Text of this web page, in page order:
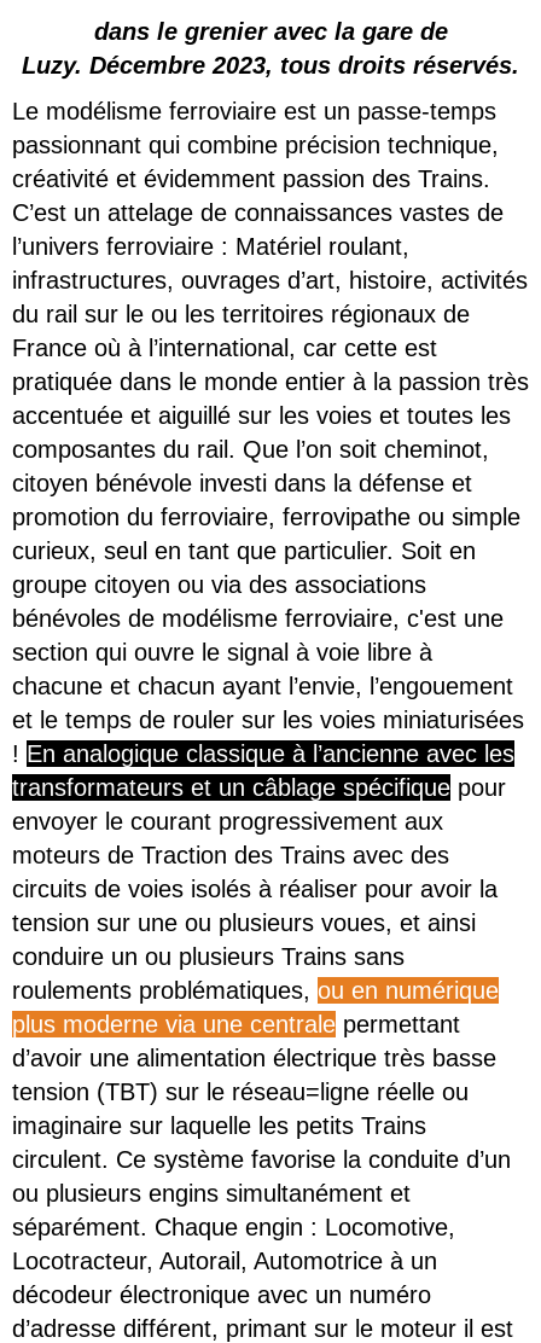
dans le grenier avec la gare de
Luzy. Décembre 2023, tous droits réservés.
Le modélisme ferroviaire est un passe-temps
passionnant qui combine précision technique,
créativité et évidemment passion des Trains.
C’est un attelage de connaissances vastes de
l’univers ferroviaire : Matériel roulant,
infrastructures, ouvrages d’art, histoire, activités
du rail sur le ou les territoires régionaux de
France où à l’international, car cette est
pratiquée dans le monde entier à la passion très
accentuée et aiguillé sur les voies et toutes les
composantes du rail. Que l’on soit cheminot,
citoyen bénévole investi dans la défense et
promotion du ferroviaire, ferrovipathe ou simple
curieux, seul en tant que particulier. Soit en
groupe citoyen ou via des associations
bénévoles de modélisme ferroviaire, c'est une
section qui ouvre le signal à voie libre à
chacune et chacun ayant l’envie, l’engouement
et le temps de rouler sur les voies miniaturisées
! En analogique classique à l’ancienne avec les
transformateurs et un câblage spécifique pour
envoyer le courant progressivement aux
moteurs de Traction des Trains avec des
circuits de voies isolés à réaliser pour avoir la
tension sur une ou plusieurs voues, et ainsi
conduire un ou plusieurs Trains sans
roulements problématiques, ou en numérique
plus moderne via une centrale permettant
d’avoir une alimentation électrique très basse
tension (TBT) sur le réseau=ligne réelle ou
imaginaire sur laquelle les petits Trains
circulent. Ce système favorise la conduite d’un
ou plusieurs engins simultanément et
séparément. Chaque engin : Locomotive,
Locotracteur, Autorail, Automotrice à un
décodeur électronique avec un numéro
d’adresse différent, primant sur le moteur il est